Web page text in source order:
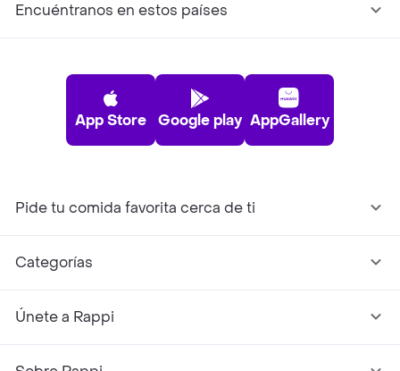
Encuéntranos en estos países
App Store Google play AppGallery
Pide tu comida favorita cerca de ti
Categorías
Únete a Rappi